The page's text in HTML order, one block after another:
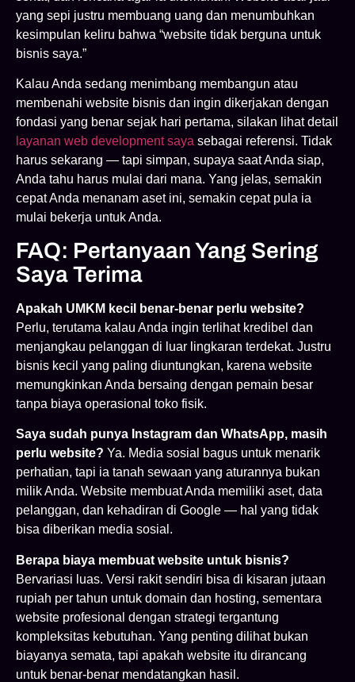
yang sepi justru membuang uang dan menumbuhkan
kesimpulan keliru bahwa “website tidak berguna untuk
bisnis saya.”
Kalau Anda sedang menimbang membangun atau
membenahi website bisnis dan ingin dikerjakan dengan
fondasi yang benar sejak hari pertama, silakan lihat detail
layanan web development saya sebagai referensi. Tidak
harus sekarang — tapi simpan, supaya saat Anda siap,
Anda tahu harus mulai dari mana. Yang jelas, semakin
cepat Anda menanam aset ini, semakin cepat pula ia
mulai bekerja untuk Anda.
FAQ: Pertanyaan Yang Sering
Saya Terima
Apakah UMKM kecil benar-benar perlu website?
Perlu, terutama kalau Anda ingin terlihat kredibel dan
menjangkau pelanggan di luar lingkaran terdekat. Justru
bisnis kecil yang paling diuntungkan, karena website
memungkinkan Anda bersaing dengan pemain besar
tanpa biaya operasional toko fisik.
Saya sudah punya Instagram dan WhatsApp, masih
perlu website? Ya. Media sosial bagus untuk menarik
perhatian, tapi ia tanah sewaan yang aturannya bukan
milik Anda. Website membuat Anda memiliki aset, data
pelanggan, dan kehadiran di Google — hal yang tidak
bisa diberikan media sosial.
Berapa biaya membuat website untuk bisnis?
Bervariasi luas. Versi rakit sendiri bisa di kisaran jutaan
rupiah per tahun untuk domain dan hosting, sementara
website profesional dengan strategi tergantung
kompleksitas kebutuhan. Yang penting dilihat bukan
biayanya semata, tapi apakah website itu dirancang
untuk benar-benar mendatangkan hasil.